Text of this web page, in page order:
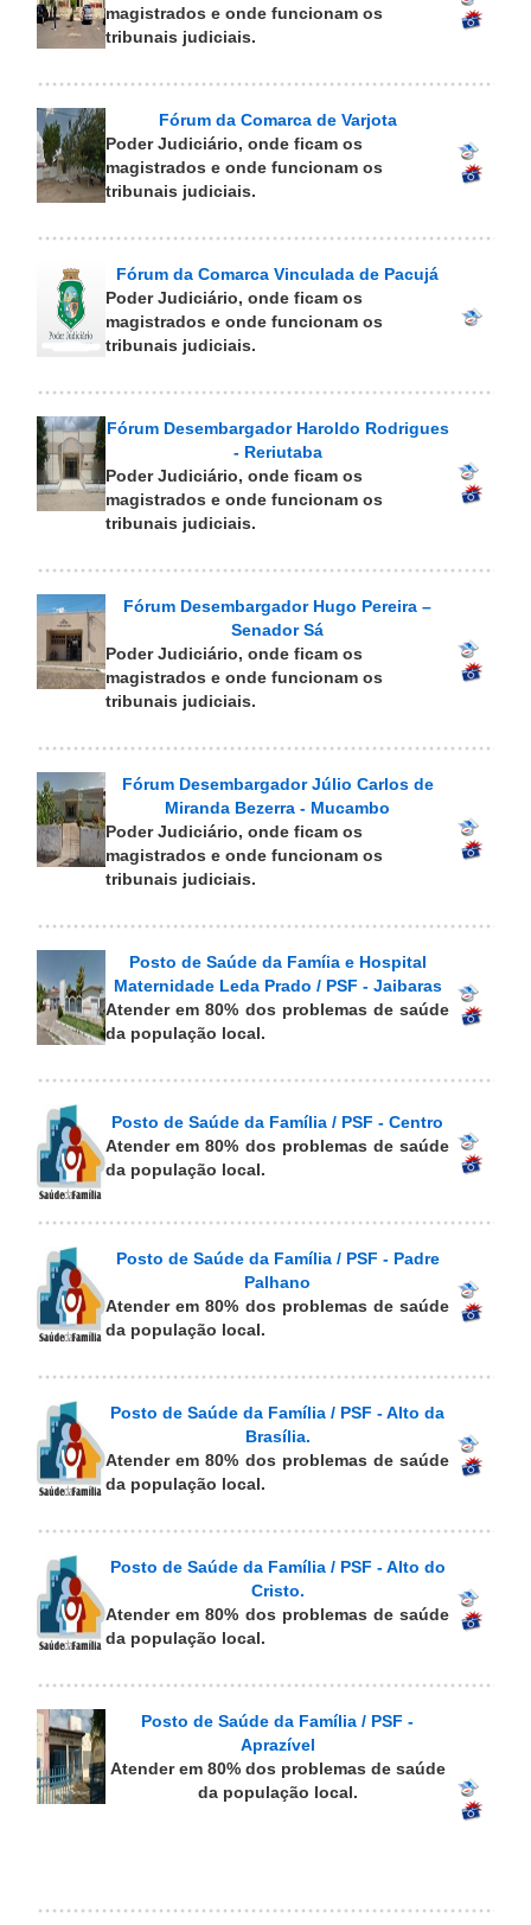
magistrados e onde funcionam os
tribunais judiciais.
Fórum da Comarca de Varjota
Poder Judiciário, onde ficam os
magistrados e onde funcionam os
tribunais judiciais.
Fórum da Comarca Vinculada de Pacujá
Poder Judiciário, onde ficam os
magistrados e onde funcionam os
tribunais judiciais.
Fórum Desembargador Haroldo Rodrigues
- Reriutaba
Poder Judiciário, onde ficam os
magistrados e onde funcionam os
tribunais judiciais.
Fórum Desembargador Hugo Pereira –
Senador Sá
Poder Judiciário, onde ficam os
magistrados e onde funcionam os
tribunais judiciais.
Fórum Desembargador Júlio Carlos de
Miranda Bezerra - Mucambo
Poder Judiciário, onde ficam os
magistrados e onde funcionam os
tribunais judiciais.
Posto de Saúde da Famíia e Hospital
Maternidade Leda Prado / PSF - Jaibaras
Atender em 80% dos problemas de saúde
da população local.
Posto de Saúde da Família / PSF - Centro
Atender em 80% dos problemas de saúde
da população local.
Posto de Saúde da Família / PSF - Padre
Palhano
Atender em 80% dos problemas de saúde
da população local.
Posto de Saúde da Família / PSF - Alto da
Brasília.
Atender em 80% dos problemas de saúde
da população local.
Posto de Saúde da Família / PSF - Alto do
Cristo.
Atender em 80% dos problemas de saúde
da população local.
Posto de Saúde da Família / PSF -
Aprazível
Atender em 80% dos problemas de saúde
da população local.